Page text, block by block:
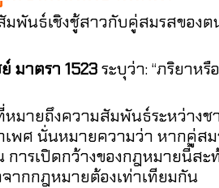
นธ์เชิงชู้สาวกับคู่สมรสของต
มาตรา 1523ระบุว่า: “ภริยาห
มายถึงความสัมพันธ์ระหว่างช
เพศ นั่นหมายความว่า หากคู่ส
การเปิดกว้างของกฎหมายนี้ส
ากกฎหมายต้องเท่าเทียมกัน